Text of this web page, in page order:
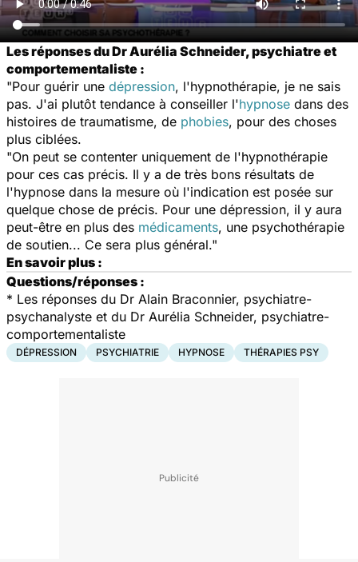
Les réponses du Dr Aurélia Schneider, psychiatre et
comportementaliste :
"Pour guérir une dépression, l'hypnothérapie, je ne sais
pas. J'ai plutôt tendance à conseiller l'hypnose dans des
histoires de traumatisme, de phobies, pour des choses
plus ciblées.
"On peut se contenter uniquement de l'hypnothérapie
pour ces cas précis. Il y a de très bons résultats de
l'hypnose dans la mesure où l'indication est posée sur
quelque chose de précis. Pour une dépression, il y aura
peut-être en plus des médicaments, une psychothérapie
de soutien... Ce sera plus général."
En savoir plus :
Questions/réponses :
* Les réponses du Dr Alain Braconnier, psychiatre-
psychanalyste et du Dr Aurélia Schneider, psychiatre-
comportementaliste
DÉPRESSION PSYCHIATRIE HYPNOSE THÉRAPIES PSY